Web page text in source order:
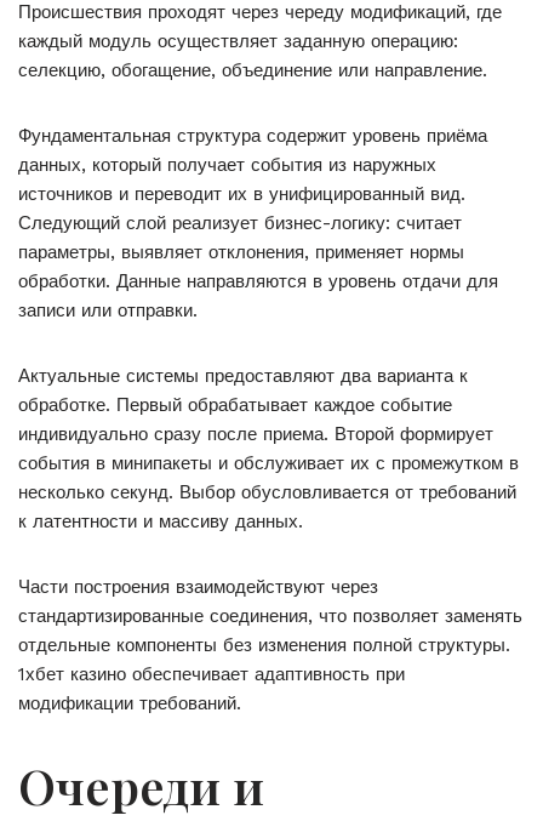
Происшествия проходят через череду модификаций, где
каждый модуль осуществляет заданную операцию:
селекцию, обогащение, объединение или направление.
Фундаментальная структура содержит уровень приёма
данных, который получает события из наружных
источников и переводит их в унифицированный вид.
Следующий слой реализует бизнес-логику: считает
параметры, выявляет отклонения, применяет нормы
обработки. Данные направляются в уровень отдачи для
записи или отправки.
Актуальные системы предоставляют два варианта к
обработке. Первый обрабатывает каждое событие
индивидуально сразу после приема. Второй формирует
события в минипакеты и обслуживает их с промежутком в
несколько секунд. Выбор обусловливается от требований
к латентности и массиву данных.
Части построения взаимодействуют через
стандартизированные соединения, что позволяет заменять
отдельные компоненты без изменения полной структуры.
1хбет казино обеспечивает адаптивность при
модификации требований.
Очереди и